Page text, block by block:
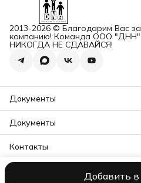
Добавить в
2013-2026 © Благодарим Вас
компанию! Команда ООО "ДНН"
НИКОГДА НЕ СДАВАЙСЯ!
Документы
ОГРН
Карточка ООО ДННСПОРТ
Сертификат соответствия
Карточка ООО ДНН
Документы
Прайс ДНН 12-2025
Свидетельство на товарный знак
Отказное письмо DNN
Заявление на возврат товара
Заявление на возврат товара
Контакты
Адрес
КонтактыПолитика